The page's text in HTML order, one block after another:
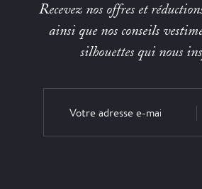
Recevez nos offres et
ainsi que nos conseils
silhouettes qui nous